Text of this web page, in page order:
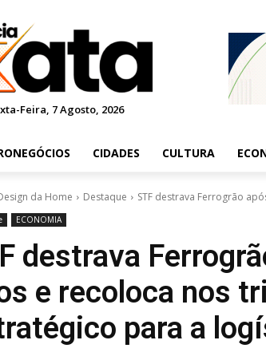
Feira, 7 Agosto, 2026
CIDADES CULTURA
da Home Destaque STF destrava Ferrogrão
ECONOMIA
destrava
e recoloca nos
para a